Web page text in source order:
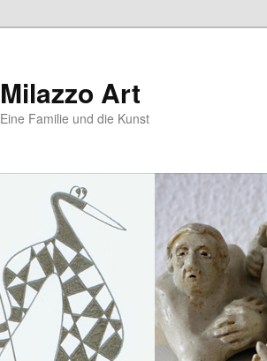
Milazzo Art
Eine Familie und die Kunst